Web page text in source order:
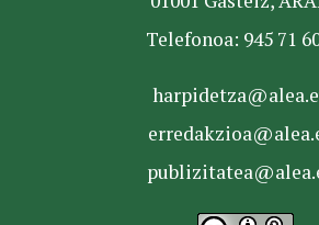
Telefonoa: 945 71